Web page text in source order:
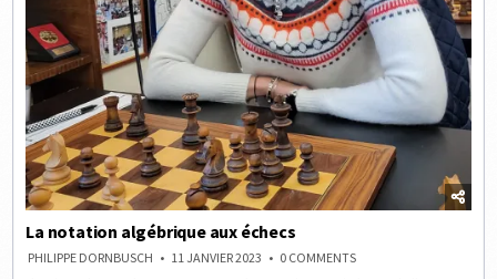
La notation algébrique aux échecs
PHILIPPE DORNBUSCH 11 JANVIER 2023 0 COMMENTSON